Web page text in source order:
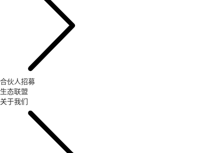
合伙人招募
生态联盟
关于我们